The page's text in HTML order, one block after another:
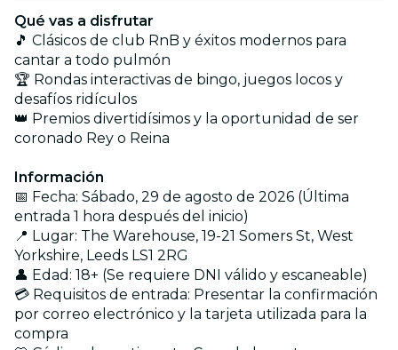
Qué vas a disfrutar
🎵 Clásicos de club RnB y éxitos modernos para
cantar a todo pulmón
🏆 Rondas interactivas de bingo, juegos locos y
desafíos ridículos
👑 Premios divertidísimos y la oportunidad de ser
coronado Rey o Reina
Información
📅 Fecha: Sábado, 29 de agosto de 2026 (Última
entrada 1 hora después del inicio)
📍 Lugar: The Warehouse, 19-21 Somers St, West
Yorkshire, Leeds LS1 2RG
👤 Edad: 18+ (Se requiere DNI válido y escaneable)
💳 Requisitos de entrada: Presentar la confirmación
por correo electrónico y la tarjeta utilizada para la
compra